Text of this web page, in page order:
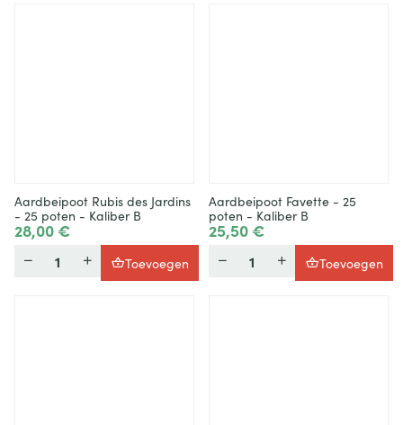
Aardbeipoot Rubis des Jardins
- 25 poten - Kaliber B
28,00 €
Hoeveelheid
Toevoegen
Aardbeipoot Favette - 25
poten - Kaliber B
25,50 €
Hoeveelheid
Toevoegen